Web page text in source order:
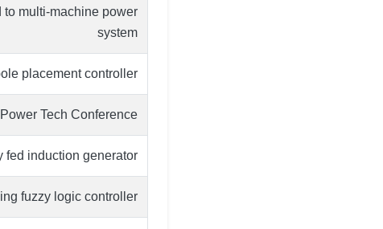
to multi-machine power
system
placement controller
Tech Conference
fed induction generator
fuzzy logic controller